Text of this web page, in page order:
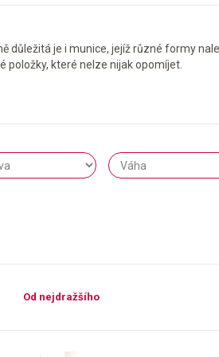
je i munice, jejíž různé formy
položky, které nelze nijak opomíjet.
Od nejdražšího